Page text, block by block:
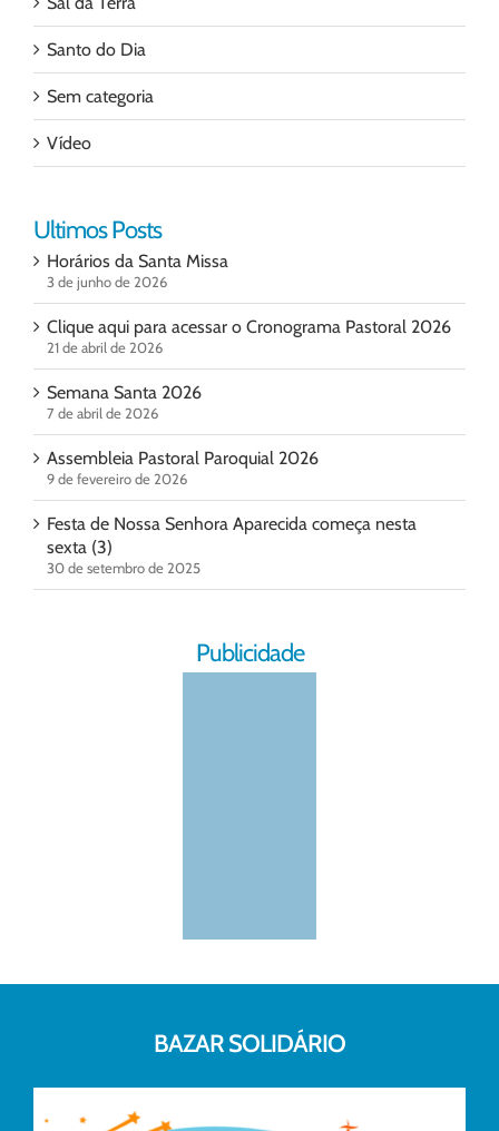
Santo do Dia
Sem categoria
Vídeo
Ultimos Posts
Horários da Santa Missa
3 de junho de 2026
Clique aqui para acessar o Cronograma Pastoral 2026
21 de abril de 2026
Semana Santa 2026
7 de abril de 2026
Assembleia Pastoral Paroquial 2026
9 de fevereiro de 2026
Festa de Nossa Senhora Aparecida começa nesta
sexta (3)
30 de setembro de 2025
Publicidade
BAZAR SOLIDÁRIO